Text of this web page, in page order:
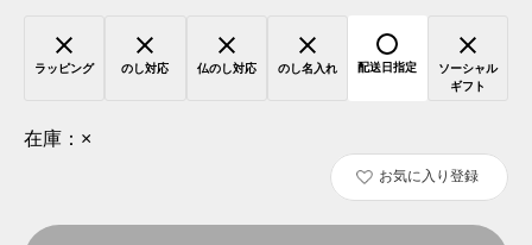
ラッピング のし対応 仏のし対応 のし名入れ 配送日指定
ソーシャル
ギフト
在庫： ×
お気に入り登録